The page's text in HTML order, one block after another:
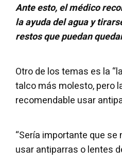
Ante esto, el médico
la ayuda del agua y
restos que puedan
Otro de los temas es la
talco más molesto, pero
recomendable usar
“Sería importante que
usar antiparras o lentes